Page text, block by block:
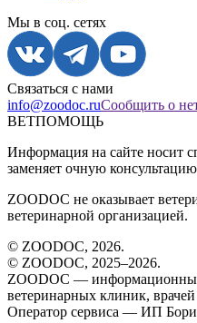
Мы в соц. сетях
Связаться с нами
info@zoodoc.ruСообщить о
ВЕТПОМОЩЬ
Информация на сайте носит
заменяет очную
ZOODOC не оказывает
ветеринарной организацией.
© ZOODOC, 2026.
© ZOODOC, 2025–2026.
ZOODOC —
ветеринарных клиник, врачей
Оператор сервиса — ИП